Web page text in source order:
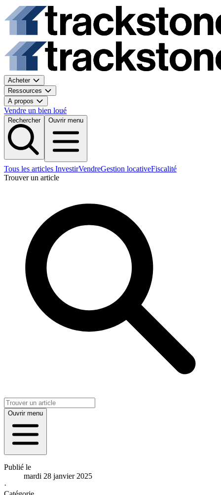
Acheter
Ressources
A propos
Vendre un bien loué
Rechercher Ouvrir menu
Tous les articles InvestirVendreGestion locativeFiscalité
Trouver un article
Ouvrir menu
Publié le
mardi 28 janvier 2025
·